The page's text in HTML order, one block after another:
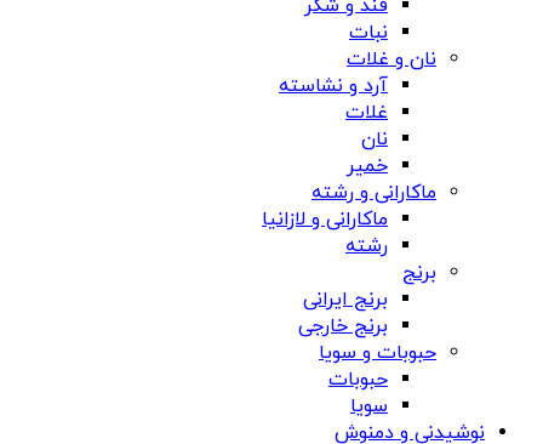
قند و شکر
نبات
نان و غلات
آرد و نشاسته
غلات
نان
خمیر
ماکارانی و رشته
ماکارانی و لازانیا
رشته
برنج
برنج ایرانی
برنج خارجی
حبوبات و سویا
حبوبات
سویا
نوشیدنی و دمنوش